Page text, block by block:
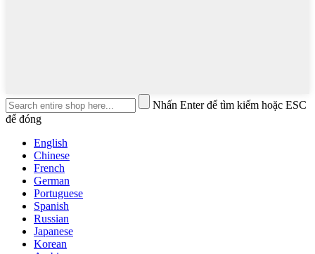
Nhấn Enter để tìm kiếm hoặc ESC
để đóng
English
Chinese
French
German
Portuguese
Spanish
Russian
Japanese
Korean